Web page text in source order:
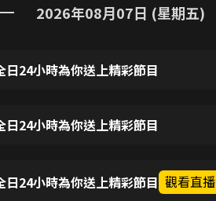
2026年08月07日 (星期五)
24小時為你送上精彩節目
24小時為你送上精彩節目
24小時為你送上精彩節目 觀看直播